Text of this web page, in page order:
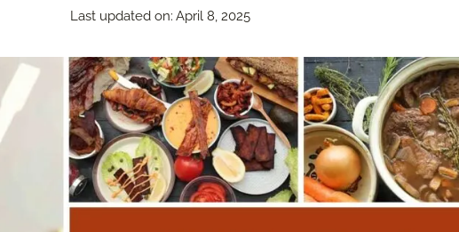
Last updated on: April 8, 2025